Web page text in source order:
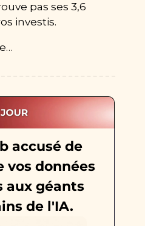
pas ses 3,6
investis.
accusé de
données
aux géants
de l'IA.